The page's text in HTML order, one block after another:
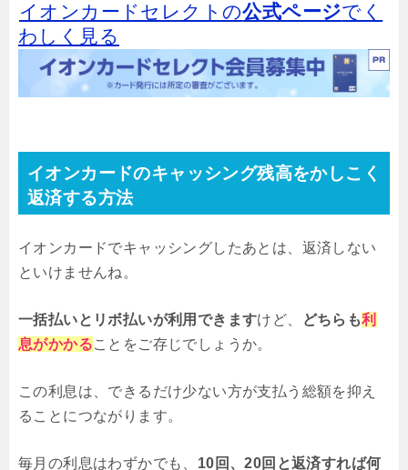
イオンカードセレクトの公式ページでく
わしく見る
イオンカードのキャッシング残高をかしこく
返済する方法
イオンカードでキャッシングしたあとは、返済しない
といけませんね。
一括払いとリボ払いが利用できますけど、 どちらも利
息がかかることをご存じでしょうか。
この利息は、できるだけ少ない方が支払う総額を抑え
ることにつながります。
毎月の利息はわずかでも、 10回、20回と返済すれば何